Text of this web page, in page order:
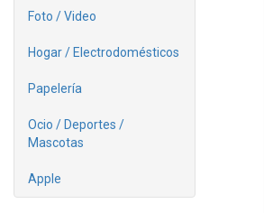
Foto / Video
Hogar / Electrodomésticos
Papelería
Ocio / Deportes /
Mascotas
Apple